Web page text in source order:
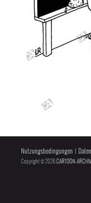
Nutzungsbedingungen
Copyright © 2026CARTOON-